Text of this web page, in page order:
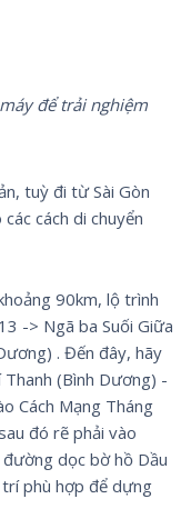
để trải nghiệm
tuỳ đi từ Sài Gòn
cách di chuyển
90km, lộ trình
-> Ngã ba Suối Giữa
. Đến đây, hãy
(Bình Dương) -
Cách Mạng Tháng
đó rẽ phải vào
dọc bờ hồ Dầu
phù hợp để dựng